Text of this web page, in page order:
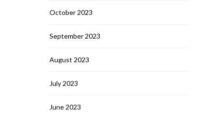
October 2023
September 2023
August 2023
July 2023
June 2023